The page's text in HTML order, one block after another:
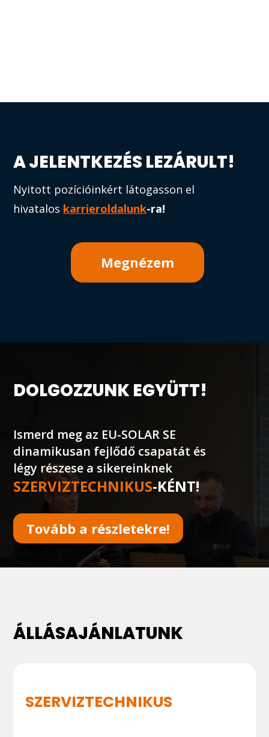
A JELENTKEZÉS LEZÁRULT!
Nyitott pozícióinkért látogasson el
hivatalos karrieroldalunk-ra!
Megnézem
DOLGOZZUNK EGYÜTT!
Ismerd meg az EU-SOLAR SE
dinamikusan fejlődő csapatát és
légy részese a sikereinknek
SZERVIZTECHNIKUS-KÉNT!
Tovább a részletekre!
ÁLLÁSAJÁNLATUNK
SZERVIZTECHNIKUS